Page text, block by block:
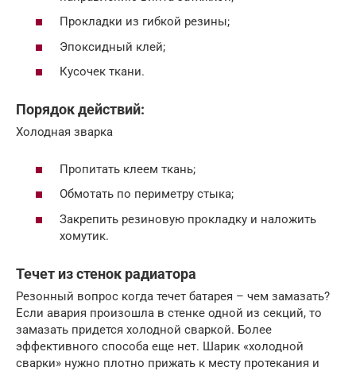
Прокладки из гибкой резины;
Эпоксидный клей;
Кусочек ткани.
Порядок действий:
Холодная зварка
Пропитать клеем ткань;
Обмотать по периметру стыка;
Закрепить резиновую прокладку и наложить
хомутик.
Течет из стенок радиатора
Резонный вопрос когда течет батарея – чем замазать?
Если авария произошла в стенке одной из секций, то
замазать придется холодной сваркой. Более
эффективного способа еще нет. Шарик «холодной
сварки» нужно плотно прижать к месту протекания и